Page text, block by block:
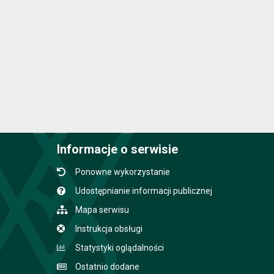
Informacje o serwisie
Ponowne wykorzystanie
Udostępnianie informacji publicznej
Mapa serwisu
Instrukcja obsługi
Statystyki oglądalności
Ostatnio dodane